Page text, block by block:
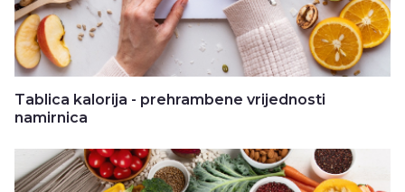
Tablica kalorija - prehrambene vrijednosti
namirnica